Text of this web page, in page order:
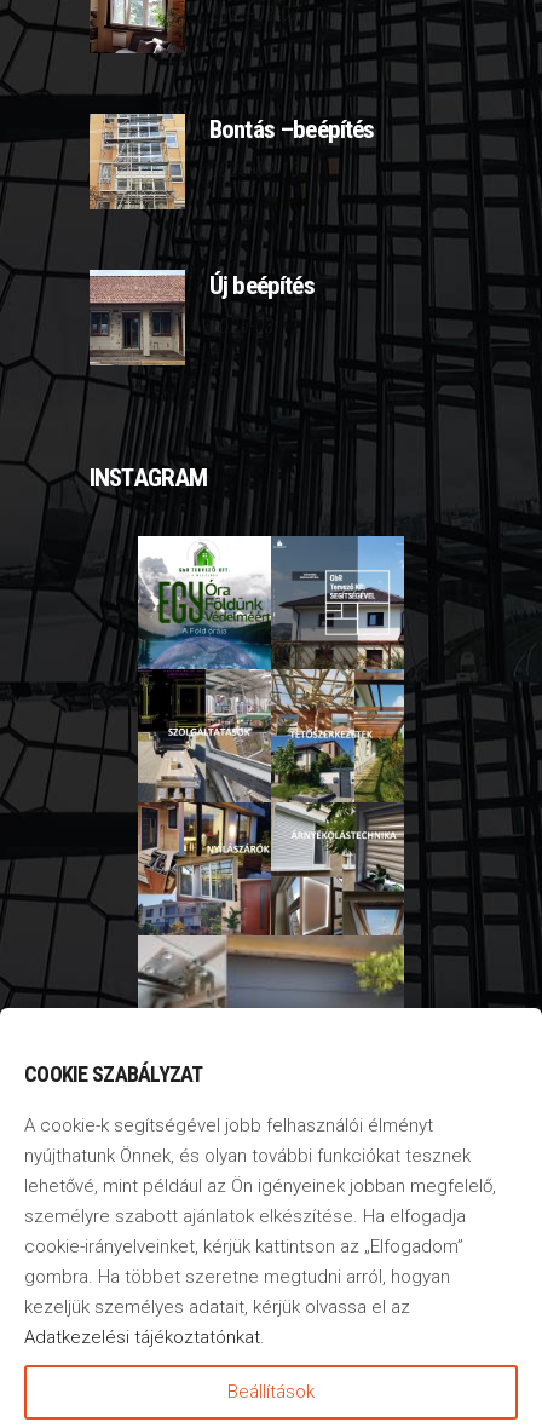
2025-03-07
Bontás –beépítés
2025-03-10
Új beépítés
2025-03-11
INSTAGRAM
©2020–2025 GbR
Tervező Kft.
fenntartva!
COOKIE SZABÁLYZAT
A cookie-k segítségével jobb felhasználói élményt
nyújthatunk Önnek, és olyan további funkciókat tesznek
lehetővé, mint például az Ön igényeinek jobban megfelelő,
személyre szabott ajánlatok elkészítése. Ha elfogadja
cookie-irányelveinket, kérjük kattintson az „Elfogadom”
gombra. Ha többet szeretne megtudni arról, hogyan
kezeljük személyes adatait, kérjük olvassa el az
Adatkezelési tájékoztatónkat.
Beállítások